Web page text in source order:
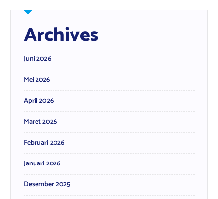
Archives
Juni 2026
Mei 2026
April 2026
Maret 2026
Februari 2026
Januari 2026
Desember 2025